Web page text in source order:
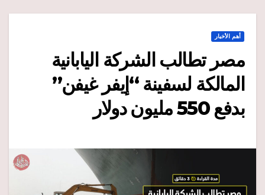
أهم الأخبار
مصر تطالب الشركة اليابانية
المالكة لسفينة “إيفر غيفن”
بدفع 550 مليون دولار